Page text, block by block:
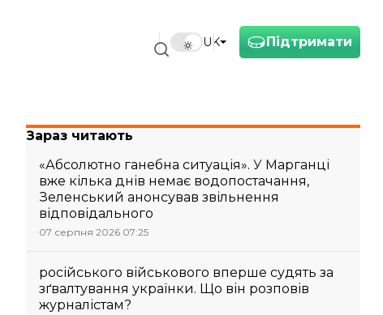
Підтримати
UK
Зараз читають
«Абсолютно ганебна ситуація». У Марганці
вже кілька днів немає водопостачання,
Зеленський анонсував звільнення
відповідального
07 серпня 2026 07:25
російського військового вперше судять за
зґвалтування українки. Що він розповів
журналістам?